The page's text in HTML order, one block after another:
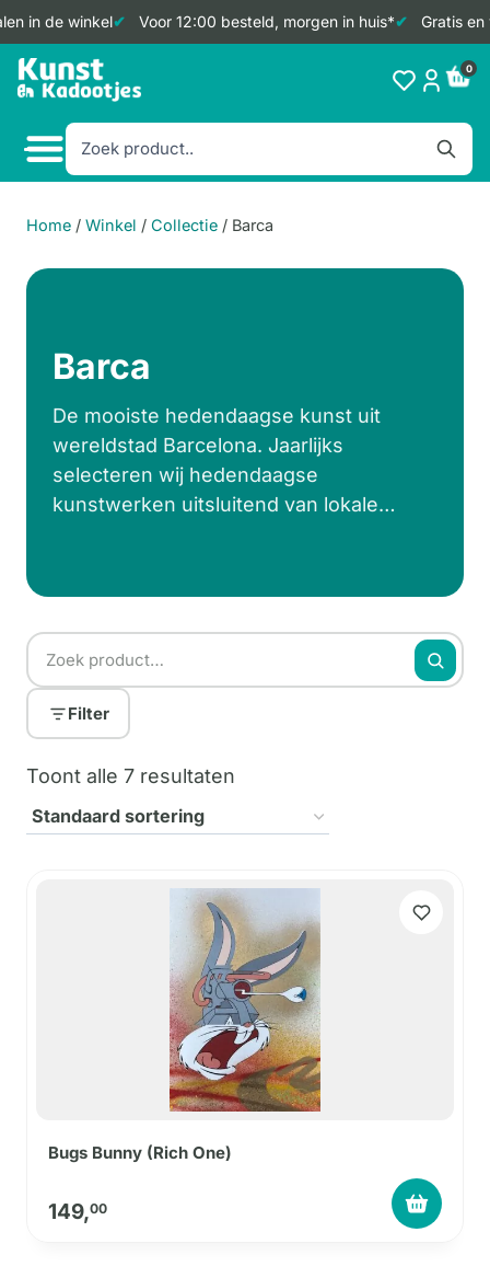
in de winkel Voor 12:00 besteld, morgen in huis* Gratis en
Doorgaan
naar
0
Home / Winkel / Collectie / Barca
Barca
De mooiste hedendaagse kunst uit
wereldstad Barcelona. Jaarlijks
selecteren wij hedendaagse
kunstwerken uitsluitend van lokale
gelimiteerde oplage maar veelal ook als
graffiti kunstwerken, staal- en
keramische werken en kunstbeelden.
Filter
Toont alle 7 resultaten
Bugs Bunny (Rich One)
149,00